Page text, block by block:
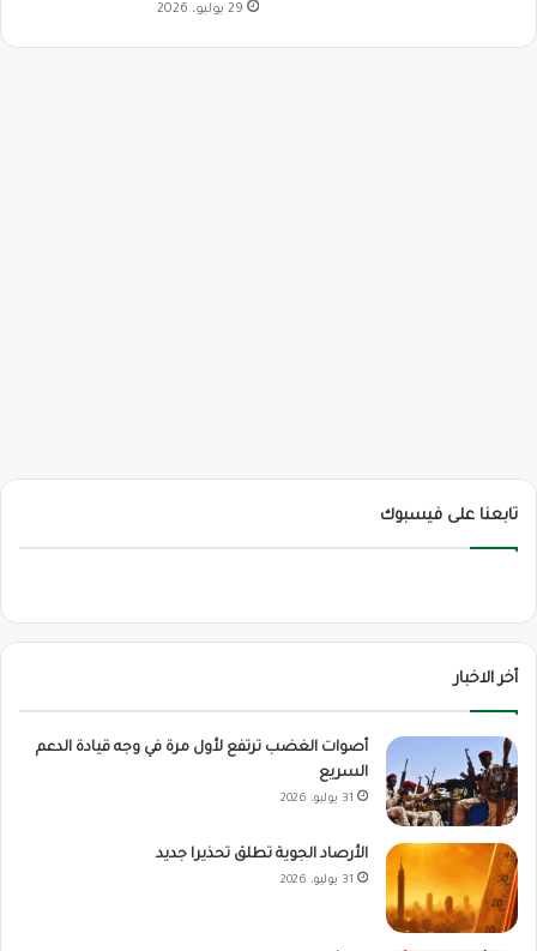
29 يوليو، 2026
تابعنا على فيسبوك
أخر الاخبار
أصوات الغضب ترتفع لأول مرة في وجه قيادة الدعم
السريع
31 يوليو، 2026
الأرصاد الجوية تطلق تحذيرا جديد
31 يوليو، 2026